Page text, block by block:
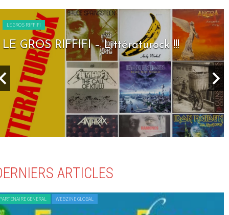
LE GROS RIFFIFI
LE GROS RIFFIFI – Seven Days To Rock !!!
ARTICLES
GENERAL WEBZINE GLOBAL